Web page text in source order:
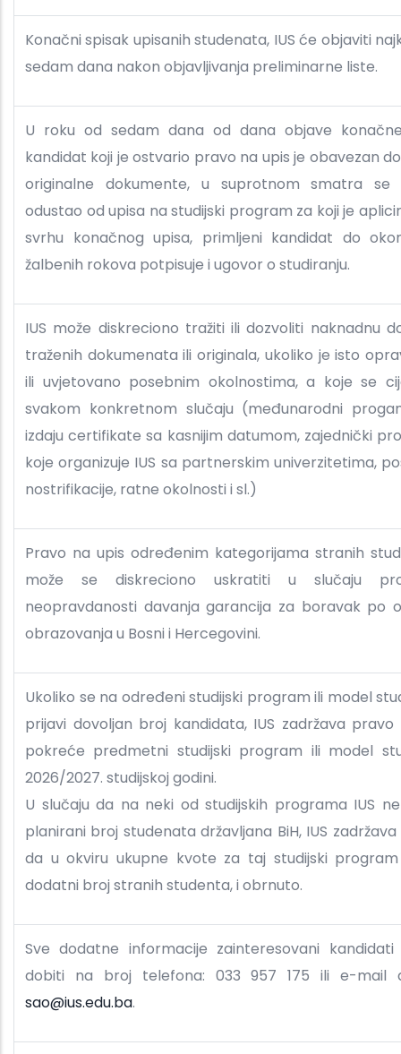
Konačni spisak upisanih studenata, IUS će objaviti
sedam dana nakon objavljivanja preliminarne liste.
U roku od sedam dana od dana objave
kandidat koji je ostvario pravo na upis je obavezan
originalne dokumente, u suprotnom smatra
odustao od upisa na studijski program za koji je
svrhu konačnog upisa, primljeni kandidat do
žalbenih rokova potpisuje i ugovor o studiranju.
IUS može diskreciono tražiti ili dozvoliti naknadnu
traženih dokumenata ili originala, ukoliko je isto
ili uvjetovano posebnim okolnostima, a koje se
svakom konkretnom slučaju (međunarodni
izdaju certifikate sa kasnijim datumom, zajednički
koje organizuje IUS sa partnerskim univerzitetima,
nostrifikacije, ratne okolnosti i sl.)
Pravo na upis određenim kategorijama stranih
može se diskreciono uskratiti u slučaju
neopravdanosti davanja garancija za boravak po
obrazovanja u Bosni i Hercegovini.
Ukoliko se na određeni studijski program ili model
prijavi dovoljan broj kandidata, IUS zadržava
pokreće predmetni studijski program ili model
2026/2027. studijskoj godini.
U slučaju da na neki od studijskih programa IUS
planirani broj studenata državljana BiH, IUS
da u okviru ukupne kvote za taj studijski
dodatni broj stranih studenta, i obrnuto.
Sve dodatne informacije zainteresovani kandidati
dobiti na broj telefona: 033 957 175 ili e-mail
sao@ius.edu.ba.